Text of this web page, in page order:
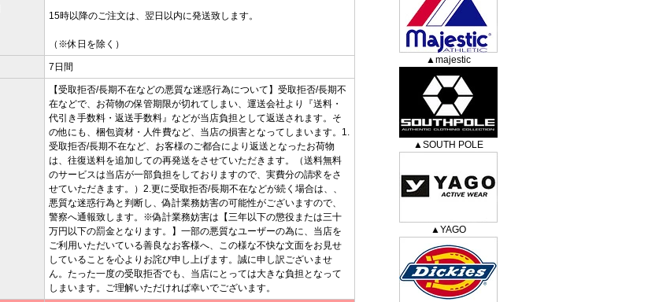
15時以降のご注文は、翌日以内に発送致します。
（※休日を除く）
7日間
【受取拒否/長期不在などの悪質な迷惑行為について】受取拒否/長期不
在などで、お荷物の保管期限が切れてしまい、運送会社より『送料・
代引き手数料・返送手数料』などが当店負担として返送されます。そ
の他にも、梱包資材・人件費など、当店の損害となってしまいます。1.
受取拒否/長期不在など、お客様のご都合により返送となったお荷物
は、往復送料を追加しての再発送をさせていただきます。（送料無料
のサービスは当店が一部負担をしておりますので、実費分の請求をさ
せていただきます。）2.更に受取拒否/長期不在などが続く場合は、、
悪質な迷惑行為と判断し、偽計業務妨害の可能性がございますので、
警察へ通報致します。※偽計業務妨害は【三年以下の懲役または三十
万円以下の罰金となります。】一部の悪質なユーザーの為に、当店を
ご利用いただいている善良なお客様へ、この様な不快な文面をお見せ
していることを心よりお詫び申し上げます。誠に申し訳ございませ
ん。たった一度の受取拒否でも、当店にとっては大きな負担となって
しまいます。ご理解いただければ幸いでございます。
▲majestic
▲SOUTH POLE
▲YAGO